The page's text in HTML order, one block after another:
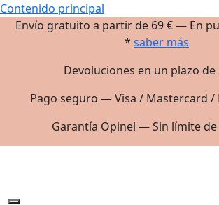
Contenido principal
Envío gratuito a partir de 69 € — En
* saber más
Devoluciones en un plazo de
Pago seguro — Visa / Mastercard /
Garantía Opinel — Sin límite